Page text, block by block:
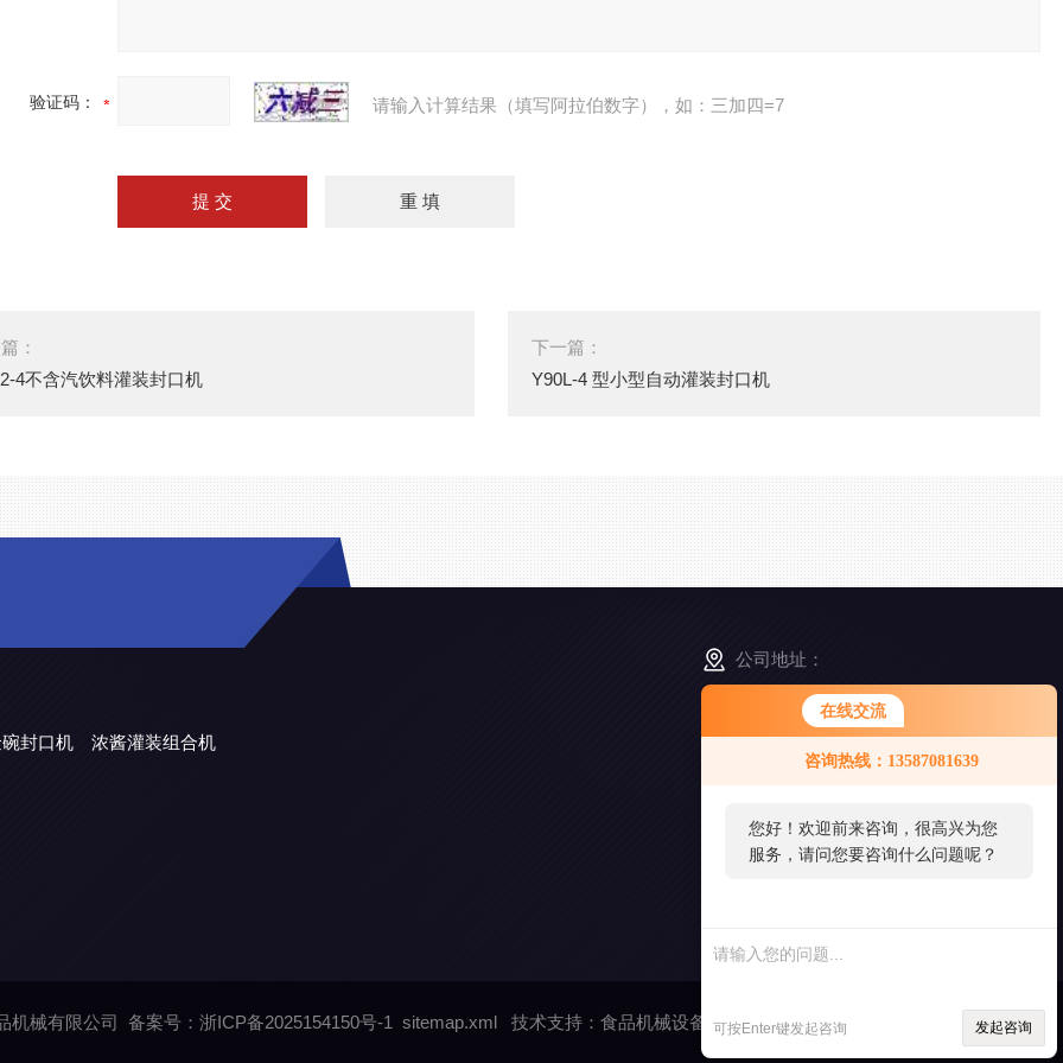
在线交流
咨询热线：13587081639
您好！欢迎前来咨询，很高兴为您
服务，请问您要咨询什么问题呢？
了需求产品，您可以直接在线与我
联系！
可按Enter键发起咨询 发起咨询
验证码： 请输入计算结果（填写阿拉伯数字），如：三加四=7
：
4不含汽饮料灌装封口机
下一篇：
Y90L-4 型小型自动灌装封口机
封口机 浓酱灌装组合机
公司地址：
浙江省舟山市普陀区展茅街道晓晖路3号
添
加
机械有限公司 备案号：浙ICP备2025154150号-1 sitemap.xml 技术支持： 食品机械设备网 管理登陆